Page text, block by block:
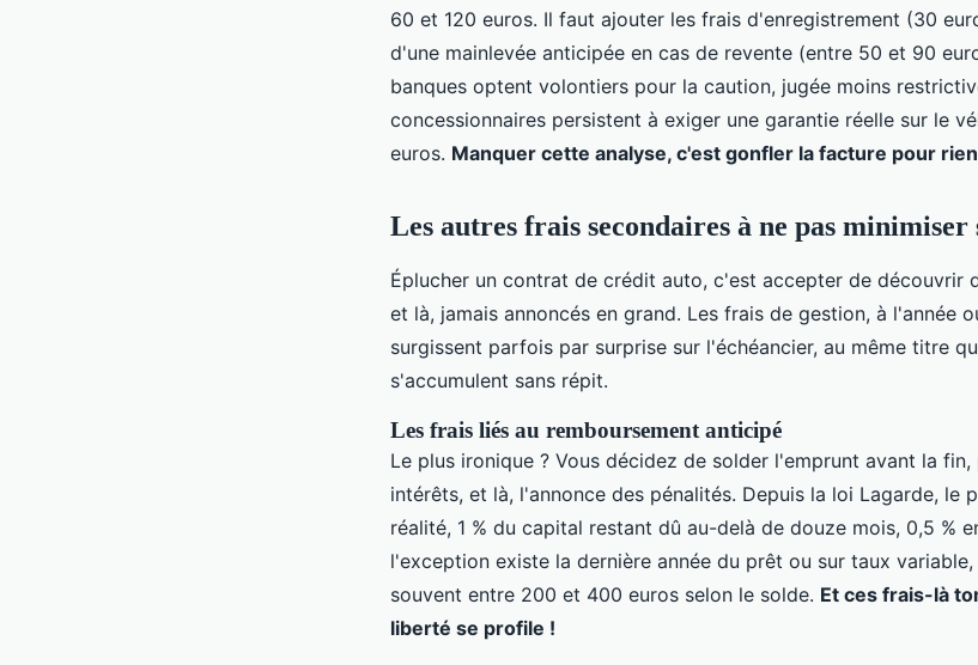
60 et 120 euros. Il faut ajouter les frais d'enregistrement (30
d'une mainlevée anticipée en cas de revente (entre 50 et 90
banques optent volontiers pour la caution, jugée moins
concessionnaires persistent à exiger une garantie réelle sur le
euros. Manquer cette analyse, c'est gonfler la facture pour rien
Les autres frais secondaires à ne pas
Éplucher un contrat de crédit auto, c'est accepter de découvrir
et là, jamais annoncés en grand. Les frais de gestion, à l'année
surgissent parfois par surprise sur l'échéancier, au même titre
s'accumulent sans répit.
Les frais liés au remboursement anticipé
Le plus ironique ? Vous décidez de solder l'emprunt avant la fin,
intérêts, et là, l'annonce des pénalités. Depuis la loi Lagarde, le
réalité, 1 % du capital restant dû au-delà de douze mois, 0,5 %
l'exception existe la dernière année du prêt ou sur taux
souvent entre 200 et 400 euros selon le solde. Et ces frais-là
liberté se profile !